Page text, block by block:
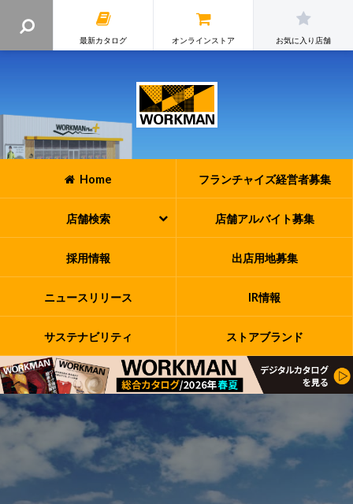
最新カタログ オンラインストア お気に入り店舗
Home フランチャイズ経営者募集
店舗検索 店舗アルバイト募集
採用情報 出店用地募集
ニュースリリース IR情報
サステナビリティ ストアブランド